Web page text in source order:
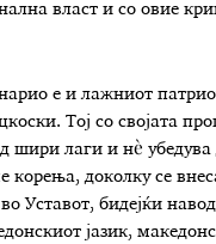
власт и со овие
е и лажниот
Тој со својата
шири лаги и нè убедува
корења, доколку се
Уставот, бидејќи
јазик,